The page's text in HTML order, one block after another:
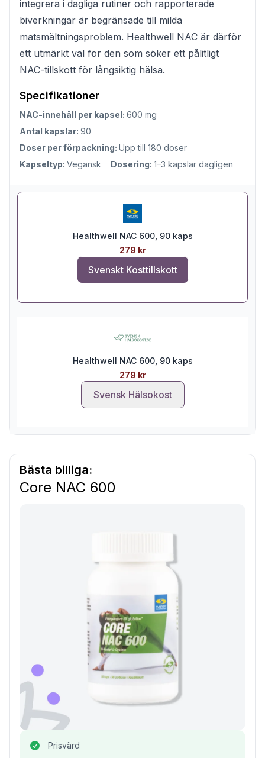
integrera i dagliga rutiner och rapporterade
biverkningar är begränsade till milda
matsmältningsproblem. Healthwell NAC är därför
ett utmärkt val för den som söker ett pålitligt
NAC-tillskott för långsiktig hälsa.
Specifikationer
NAC-innehåll per kapsel: 600 mg
Antal kapslar: 90
Doser per förpackning: Upp till 180 doser
Kapseltyp: Vegansk Dosering: 1–3 kapslar dagligen
Healthwell NAC 600, 90 kaps
279 kr
Svenskt Kosttillskott
Healthwell NAC 600, 90 kaps
279 kr
Svensk Hälsokost
Bästa billiga:
Core NAC 600
Prisvärd